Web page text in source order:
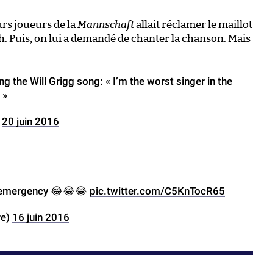
joueurs de la Mannschaftallait réclamer le maillot
Puis, on lui a demandé de chanter la chanson. Mais
the Will Grigg song: « I’m the worst singer in the
20 juin 2016
😂😂😂 pic.twitter.com/C5KnTocR65
16 juin 2016